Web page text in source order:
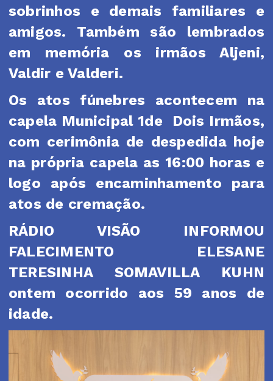
sobrinhos e demais familiares e
amigos. Também são lembrados
em memória os irmãos Aljeni,
Valdir e Valderi.
Os atos fúnebres acontecem na
capela Municipal 1de
Dois Irmãos,
com cerimônia de despedida hoje
na própria capela as 16:00 horas e
logo após encaminhamento para
atos de cremação.
RÁDIO VISÃO INFORMOU
FALECIMENTO ELESANE
TERESINHA SOMAVILLA KUHN
ontem ocorrido aos 59 anos de
idade.